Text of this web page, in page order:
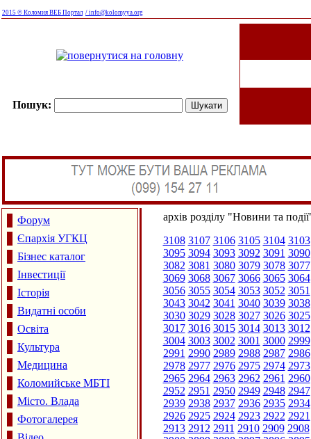
2015 © Коломия ВЕБ Портал / info@kolomyya.org
Пошук:
Форум
Єпархія УГКЦ
Бізнес каталог
Інвестиції
Історія
Видатні особи
Освіта
Культура
Медицина
Коломийське МБТІ
Місто. Влада
Фотогалерея
архів розділу "Новини та
3108 3107 3106 3105 3104 3103
3095 3094 3093 3092 3091 3090
3082 3081 3080 3079 3078 3077
3069 3068 3067 3066 3065 3064
3056 3055 3054 3053 3052 3051
3043 3042 3041 3040 3039 3038
3030 3029 3028 3027 3026 3025
3017 3016 3015 3014 3013 3012
3004 3003 3002 3001 3000 2999
2991 2990 2989 2988 2987 2986
2978 2977 2976 2975 2974 2973
2965 2964 2963 2962 2961 2960
2952 2951 2950 2949 2948 2947
2939 2938 2937 2936 2935 2934
2926 2925 2924 2923 2922 2921
2913 2912 2911 2910 2909 2908